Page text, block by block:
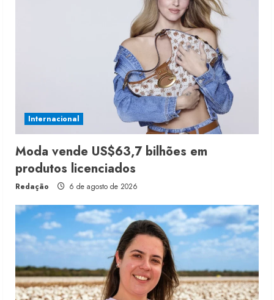
Internacional
Moda vende US$63,7 bilhões em
produtos licenciados
Redação 6 de agosto de 2026